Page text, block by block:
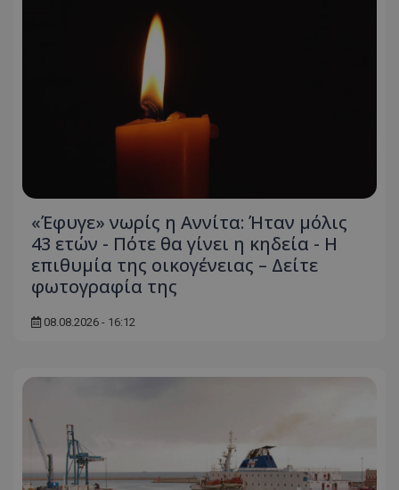
«Έφυγε» νωρίς η Αννίτα: Ήταν μόλις
43 ετών - Πότε θα γίνει η κηδεία - Η
επιθυμία της οικογένειας – Δείτε
φωτογραφία της
08.08.2026 - 16:12